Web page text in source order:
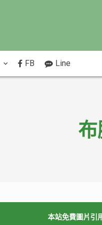
FB Line
本站免費圖片引